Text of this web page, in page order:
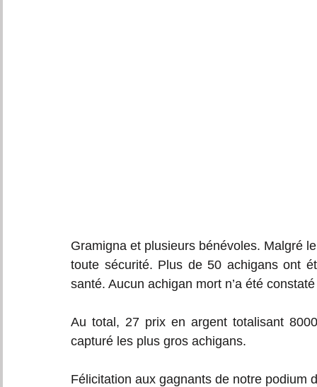
Gramigna et plusieurs bénévoles. Malgré
toute sécurité. Plus de 50 achigans ont
santé. Aucun achigan mort n’a été
Au total, 27 prix en argent totalisant
capturé les plus gros achigans.
Félicitation aux gagnants de notre podium